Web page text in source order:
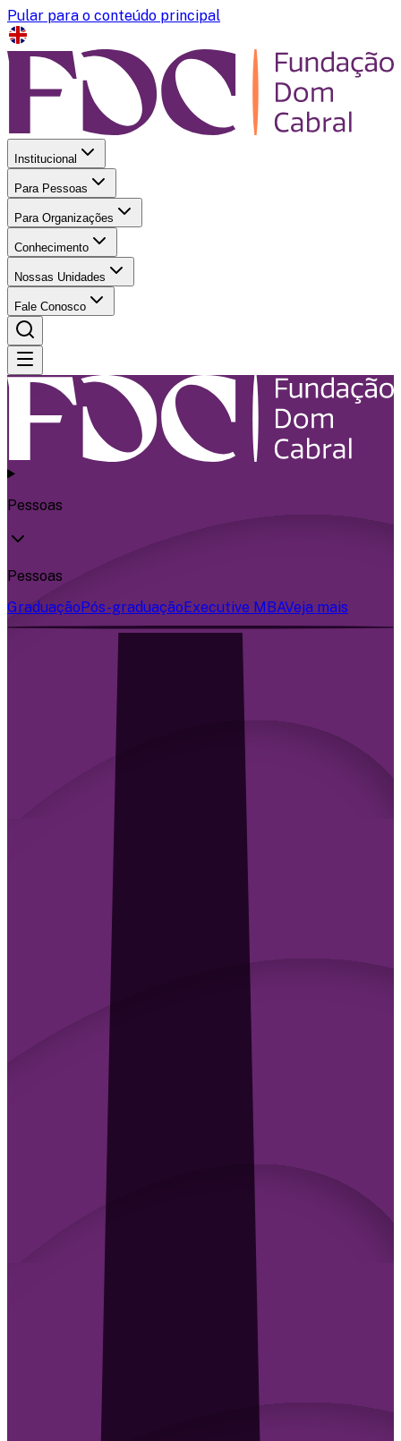
Pular para o conteúdo principal
Institucional
Para Pessoas
Para Organizações
Conhecimento
Nossas Unidades
Fale Conosco
Pessoas
Pessoas
GraduaçãoPós-graduaçãoExecutive MBAVeja mais